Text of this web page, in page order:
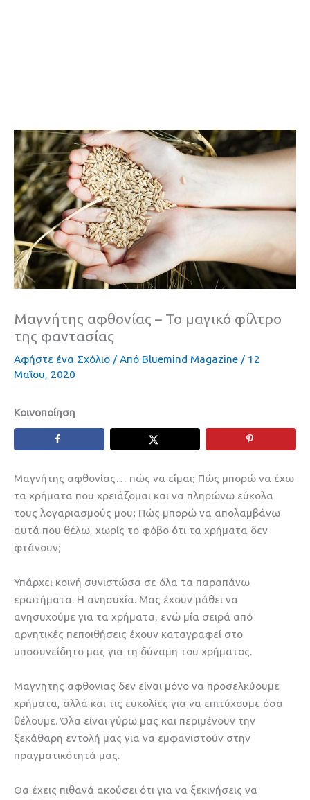
Μαγνήτης αφθονίας – Το μαγικό φίλτρο
της φαντασίας
Αφήστε ένα Σχόλιο / Από Bluemind Magazine / 12
Μαΐου, 2020
Κοινοποίηση
Mαγνήτης αφθονίας… πώς να είμαι; Πώς μπορώ να έχω
τα χρήματα που χρειάζομαι και να πληρώνω εύκολα
τους λογαριασμούς μου; Πώς μπορώ να απολαμβάνω
αυτά που θέλω, χωρίς το φόβο ότι τα χρήματα δεν
φτάνουν;
Υπάρχει κοινή συνιστώσα σε όλα τα παραπάνω
ερωτήματα. Η ανησυχία. Μας έχουν μάθει να
ανησυχούμε για τα χρήματα, ενώ μία σειρά από
αρνητικές πεποιθήσεις έχουν καταγραφεί στο
υποσυνείδητο μας για τη δύναμη του χρήματος.
Μαγνητης αφθονιας δεν είναι μόνο να προσελκύουμε
χρήματα, αλλά και τις ευκολίες για να επιτύχουμε όσα
θέλουμε. Όλα είναι γύρω μας και περιμένουν την
ξεκάθαρη εντολή μας για να εμφανιστούν στην
πραγματικότητά μας.
Θα έχεις πιθανά ακούσει ότι για να ξεκινήσεις να